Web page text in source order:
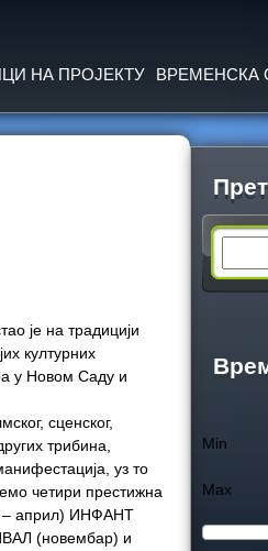
НА ПРОЈЕКТУ ВРЕМЕНСКА
је на традицији
културних
у Новом Саду и
сценског,
трибина,
уз то
четири престижна
– април) ИНФАНТ
(новембар) и
a
h
Min
Max